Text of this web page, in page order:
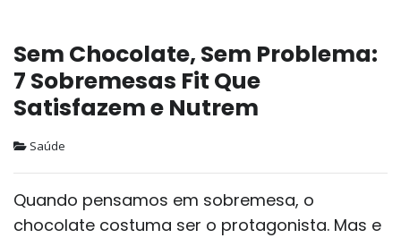
Sem Chocolate, Sem Problema:
7 Sobremesas Fit Que
Satisfazem e Nutrem
Saúde
Quando pensamos em sobremesa, o
chocolate costuma ser o protagonista. Mas e